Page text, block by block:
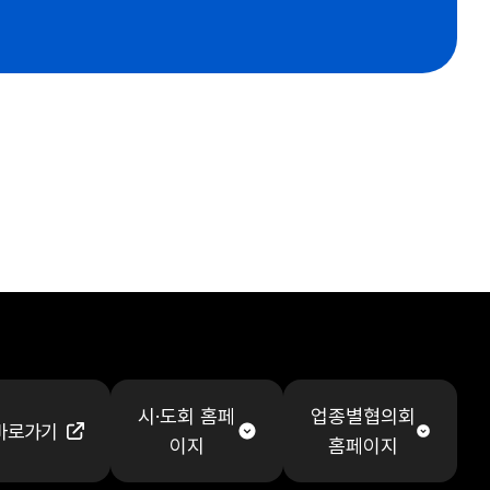
로가기
시·도회 홈페
이지
업종별협의회
홈페이지